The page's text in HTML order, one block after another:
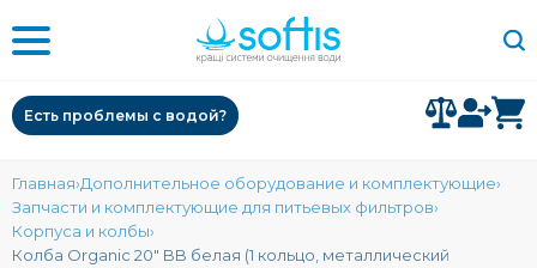
Есть проблемы с водой?
Главная Дополнительное оборудование и комплектующие
Запчасти и комплектующие для питьевых фильтров
Корпуса и колбы
Колба Organic 20" BB белая (1 кольцо, металлический